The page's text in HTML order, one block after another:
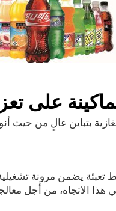
على
بتباين عالٍ من حيث
تعبئة يضمن مرونة
في هذا الاتجاه، من